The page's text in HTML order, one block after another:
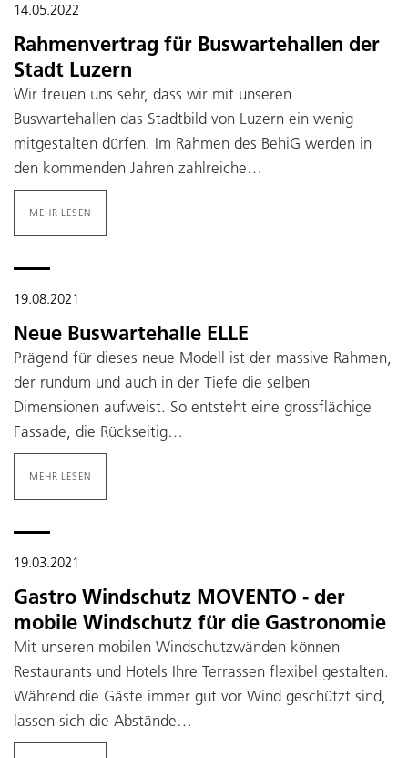
14.05.2022
Rahmenvertrag für Buswartehallen der
Stadt Luzern
Wir freuen uns sehr, dass wir mit unseren
Buswartehallen das Stadtbild von Luzern ein wenig
mitgestalten dürfen. Im Rahmen des BehiG werden in
den kommenden Jahren zahlreiche…
MEHR LESEN
19.08.2021
Neue Buswartehalle ELLE
Prägend für dieses neue Modell ist der massive Rahmen,
der rundum und auch in der Tiefe die selben
Dimensionen aufweist. So entsteht eine grossflächige
Fassade, die Rückseitig…
MEHR LESEN
19.03.2021
Gastro Windschutz MOVENTO - der
mobile Windschutz für die Gastronomie
Mit unseren mobilen Windschutzwänden können
Restaurants und Hotels Ihre Terrassen flexibel gestalten.
Während die Gäste immer gut vor Wind geschützt sind,
lassen sich die Abstände…